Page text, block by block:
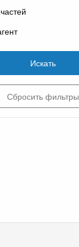
Искать
Сбросить фильтры